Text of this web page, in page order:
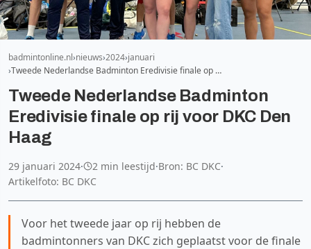
badmintonline.nl nieuws 2024 januari
Tweede Nederlandse Badminton Eredivisie finale op …
Tweede Nederlandse Badminton
Eredivisie finale op rij voor DKC Den
Haag
29 januari 2024· 2 min leestijd·Bron: BC DKC·
Artikelfoto: BC DKC
Voor het tweede jaar op rij hebben de
badmintonners van DKC zich geplaatst voor de finale